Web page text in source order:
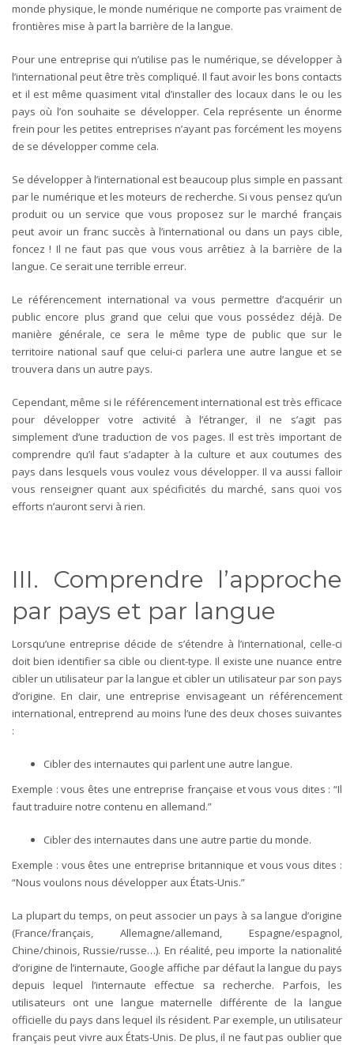
monde physique, le monde numérique ne comporte pas vraiment de
frontières mise à part la barrière de la langue.
Pour une entreprise qui n’utilise pas le numérique, se développer à
l’international peut être très compliqué. Il faut avoir les bons contacts
et il est même quasiment vital d’installer des locaux dans le ou les
pays où l’on souhaite se développer. Cela représente un énorme
frein pour les petites entreprises n’ayant pas forcément les moyens
de se développer comme cela.
Se développer à l’international est beaucoup plus simple en passant
par le numérique et les moteurs de recherche. Si vous pensez qu’un
produit ou un service que vous proposez sur le marché français
peut avoir un franc succès à l’international ou dans un pays cible,
foncez ! Il ne faut pas que vous vous arrêtiez à la barrière de la
langue. Ce serait une terrible erreur.
Le référencement international va vous permettre d’acquérir un
public encore plus grand que celui que vous possédez déjà. De
manière générale, ce sera le même type de public que sur le
territoire national sauf que celui-ci parlera une autre langue et se
trouvera dans un autre pays.
Cependant, même si le référencement international est très efficace
pour développer votre activité à l’étranger, il ne s’agit pas
simplement d’une traduction de vos pages. Il est très important de
comprendre qu’il faut s’adapter à la culture et aux coutumes des
pays dans lesquels vous voulez vous développer. Il va aussi falloir
vous renseigner quant aux spécificités du marché, sans quoi vos
efforts n’auront servi à rien.
III. Comprendre l’approche
par pays et par langue
Lorsqu’une entreprise décide de s’étendre à l’international, celle-ci
doit bien identifier sa cible ou client-type. Il existe une nuance entre
cibler un utilisateur par la langue et cibler un utilisateur par son pays
d’origine. En clair, une entreprise envisageant un référencement
international, entreprend au moins l’une des deux choses suivantes
:
Cibler des internautes qui parlent une autre langue.
Exemple : vous êtes une entreprise française et vous vous dites : “Il
faut traduire notre contenu en allemand.”
Cibler des internautes dans une autre partie du monde.
Exemple : vous êtes une entreprise britannique et vous vous dites :
“Nous voulons nous développer aux États-Unis.”
La plupart du temps, on peut associer un pays à sa langue d’origine
(France/français, Allemagne/allemand, Espagne/espagnol,
Chine/chinois, Russie/russe…). En réalité, peu importe la nationalité
d’origine de l’internaute, Google affiche par défaut la langue du pays
depuis lequel l’internaute effectue sa recherche. Parfois, les
utilisateurs ont une langue maternelle différente de la langue
officielle du pays dans lequel ils résident. Par exemple, un utilisateur
français peut vivre aux États-Unis. De plus, il ne faut pas oublier que